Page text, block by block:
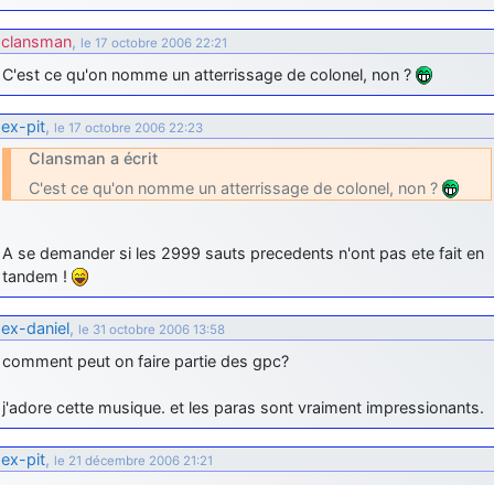
clansman, le 17 octobre 2006 22:21
C'est ce qu'on nomme un atterrissage de colonel, non ?
ex-pit, le 17 octobre 2006 22:23
Clansman a écrit
C'est ce qu'on nomme un atterrissage de colonel, non ?
A se demander si les 2999 sauts precedents n'ont pas ete fait en
tandem !
ex-daniel, le 31 octobre 2006 13:58
comment peut on faire partie des gpc?
j'adore cette musique. et les paras sont vraiment impressionants.
ex-pit, le 21 décembre 2006 21:21